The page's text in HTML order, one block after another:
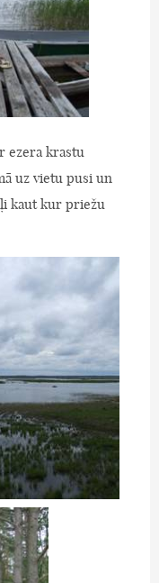
ezera krastu
uz vietu pusi un
kaut kur priežu